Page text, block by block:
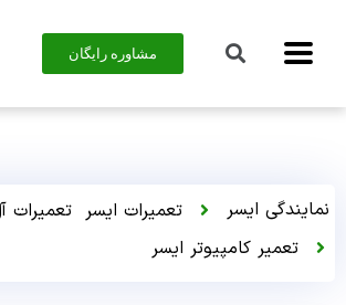
مشاوره رایگان
نمایندگی ایسر تعمیرات ایسر تعمیرات
تعمیر کامپیوتر ایسر